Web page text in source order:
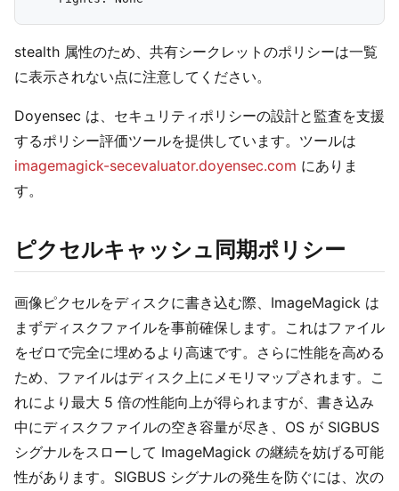
stealth 属性のため、共有シークレットのポリシーは一覧
に表示されない点に注意してください。
Doyensec は、セキュリティポリシーの設計と監査を支援
するポリシー評価ツールを提供しています。ツールは
imagemagick-secevaluator.doyensec.com にありま
す。
ピクセルキャッシュ同期ポリシー
画像ピクセルをディスクに書き込む際、ImageMagick は
まずディスクファイルを事前確保します。これはファイル
をゼロで完全に埋めるより高速です。さらに性能を高める
ため、ファイルはディスク上にメモリマップされます。こ
れにより最大 5 倍の性能向上が得られますが、書き込み
中にディスクファイルの空き容量が尽き、OS が SIGBUS
シグナルをスローして ImageMagick の継続を妨げる可能
性があります。SIGBUS シグナルの発生を防ぐには、次の